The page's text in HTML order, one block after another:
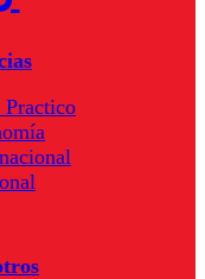
Practico